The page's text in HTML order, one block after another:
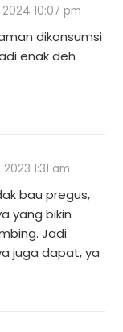
2024 10:07 pm
dikonsumsi
enak deh
1:31 am
bau pregus,
yang bikin
Jadi
juga dapat, ya